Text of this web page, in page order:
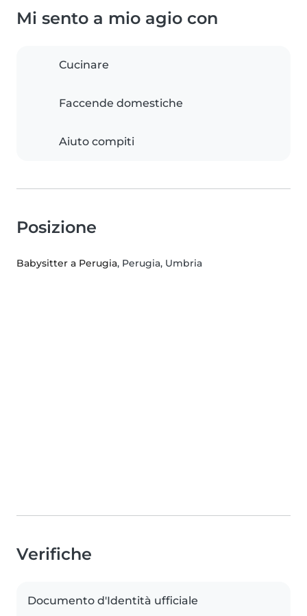
Mi sento a mio agio con
Cucinare
Faccende domestiche
Aiuto compiti
Posizione
Babysitter a Perugia, Perugia, Umbria
Verifiche
Documento d'Identità ufficiale